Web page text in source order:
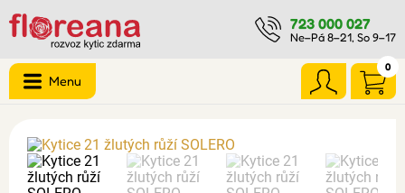
723 000 027
Ne–Pá 8–21, So 9–17
0
Menu